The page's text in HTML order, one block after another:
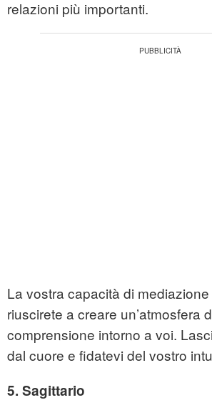
relazioni più importanti.
La vostra capacità di
riuscirete a creare un’atmosfera
comprensione intorno a voi.
dal cuore e fidatevi del vostro
5. Sagittario